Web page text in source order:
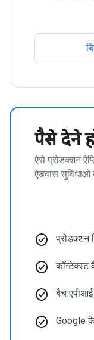
पैसे देने
ऐसे प्रोडक्शन
ऐडवांस सुविधाओं
check_circle प्रोडक्शन
check_circle कॉन्टेक्स्ट
check_circle बैच
check_circle Google